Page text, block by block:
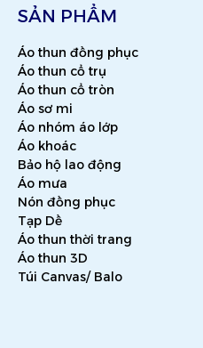
SẢN PHẨM
Áo thun đồng phục
Áo thun cổ trụ
Áo thun cổ tròn
Áo sơ mi
Áo nhóm áo lớp
Áo khoác
Bảo hộ lao động
Áo mưa
Nón đồng phục
Tạp Dề
Áo thun thời trang
Áo thun 3D
Túi Canvas/ Balo